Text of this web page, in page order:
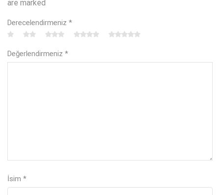
are marked
Derecelendirmeniz *
Değerlendirmeniz *
İsim *